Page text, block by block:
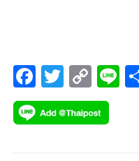
F
ac
e
T
wi
tt
C
o
p
Li